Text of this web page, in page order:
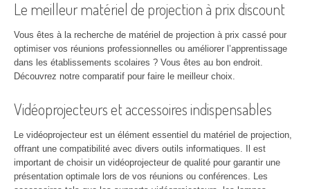
Le meilleur matériel de projection à prix discount
Vous êtes à la recherche de matériel de projection à prix cassé pour
optimiser vos réunions professionnelles ou améliorer l’apprentissage
dans les établissements scolaires ? Vous êtes au bon endroit.
Découvrez notre comparatif pour faire le meilleur choix.
Vidéoprojecteurs et accessoires indispensables
Le vidéoprojecteur est un élément essentiel du matériel de projection,
offrant une compatibilité avec divers outils informatiques. Il est
important de choisir un vidéoprojecteur de qualité pour garantir une
présentation optimale lors de vos réunions ou conférences. Les